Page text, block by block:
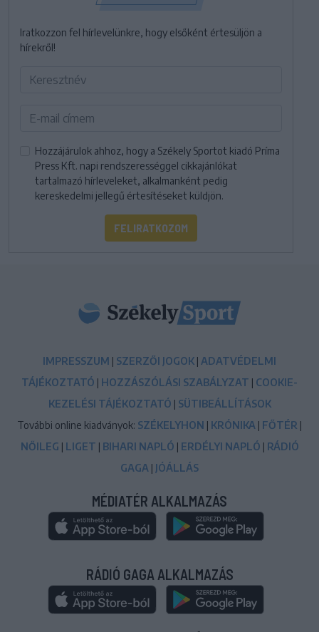
Iratkozzon fel hírlevelünkre, hogy elsőként értesüljön a
hírekről!
Hozzájárulok ahhoz, hogy a Székely Sportot kiadó Príma
Press Kft. napi rendszerességgel cikkajánlókat
tartalmazó hírleveleket, alkalmanként pedig
kereskedelmi jellegű értesítéseket küldjön.
FELIRATKOZOM
IMPRESSZUM | SZERZŐI JOGOK | ADATVÉDELMI
TÁJÉKOZTATÓ | HOZZÁSZÓLÁSI SZABÁLYZAT | COOKIE-
KEZELÉSI TÁJÉKOZTATÓ | SÜTIBEÁLLÍTÁSOK
További online kiadványok: SZÉKELYHON | KRÓNIKA | FŐTÉR |
NŐILEG | LIGET | BIHARI NAPLÓ | ERDÉLYI NAPLÓ | RÁDIÓ
GAGA | JÓÁLLÁS
MÉDIATÉR ALKALMAZÁS
RÁDIÓ GAGA ALKALMAZÁS